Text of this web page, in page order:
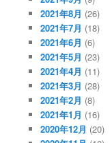
2021年8月 (26)
2021年7月 (18)
2021年6月 (6)
2021年5月 (23)
2021年4月 (11)
2021年3月 (28)
2021年2月 (8)
2021年1月 (16)
2020年12月 (20)